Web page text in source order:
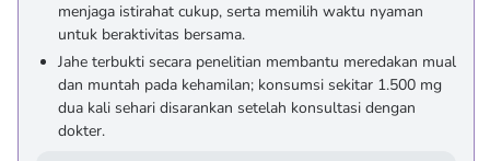
menjaga istirahat cukup, serta memilih waktu nyaman
untuk beraktivitas bersama.
Jahe terbukti secara penelitian membantu meredakan mual
dan muntah pada kehamilan; konsumsi sekitar 1.500 mg
dua kali sehari disarankan setelah konsultasi dengan
dokter.